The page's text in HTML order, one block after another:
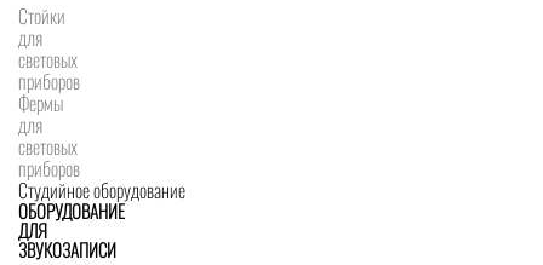
Стойки
для
световых
приборов
Фермы
для
световых
приборов
Студийное оборудование
ОБОРУДОВАНИЕ
ДЛЯ
ЗВУКОЗАПИСИ